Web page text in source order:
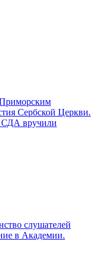
Приморским
Сербской Церкви.
СДА вручили
слушателей
в Академии.